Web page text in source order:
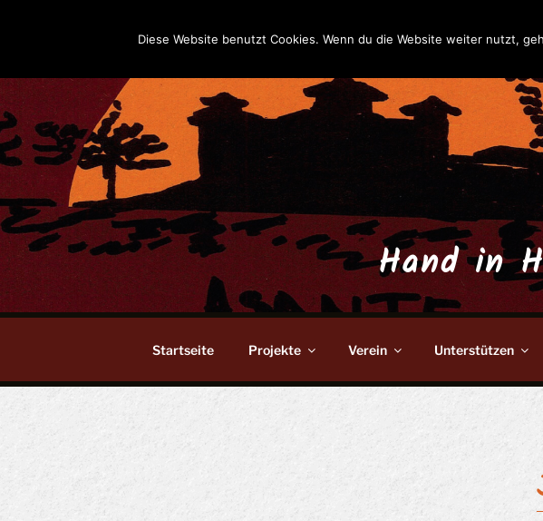
Hand in
Startseite Projekte Verein Unterstützen
Diese Website benutzt Cookies. Wenn du die Website weiter nutzt,